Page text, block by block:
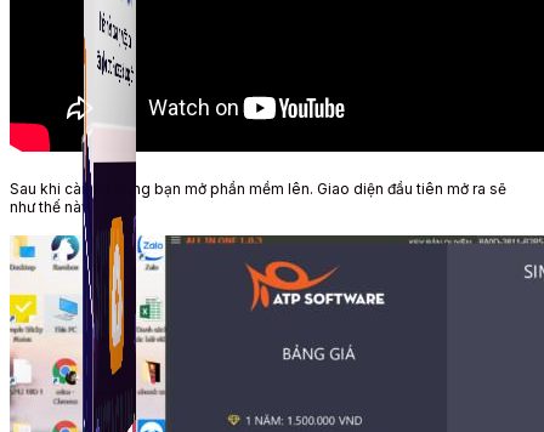
Fanpage.
Sau khi cài đặt xong bạn mở phần mềm lên. Giao diện đầu tiên mở ra sẽ
như thế này: